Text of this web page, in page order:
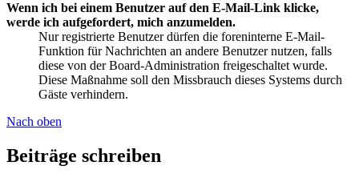
Wenn ich bei einem Benutzer auf den E-Mail-Link klicke,
werde ich aufgefordert, mich anzumelden.
Nur registrierte Benutzer dürfen die foreninterne E-Mail-
Funktion für Nachrichten an andere Benutzer nutzen, falls
diese von der Board-Administration freigeschaltet wurde.
Diese Maßnahme soll den Missbrauch dieses Systems durch
Gäste verhindern.
Nach oben
Beiträge schreiben